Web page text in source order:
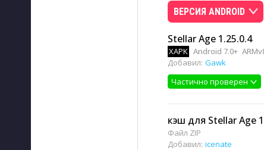
ВЕРСИЯ ANDROID
Stellar Age 1.25.0.4
XAPK Android 7.0+
Добавил: Gawk
Частично проверен
кэш для Stellar Age
Файл ZIP
Добавил: icenate